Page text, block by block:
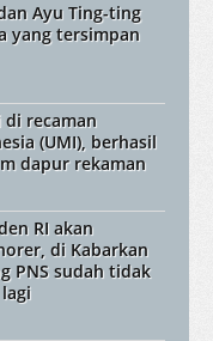
Ayu Ting-ting
yang tersimpan
di recaman
(UMI), berhasil
dapur rekaman
RI akan
di Kabarkan
PNS sudah tidak